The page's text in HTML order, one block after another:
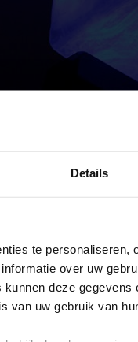
Details
te
over uw
deze
van uw gebruik van